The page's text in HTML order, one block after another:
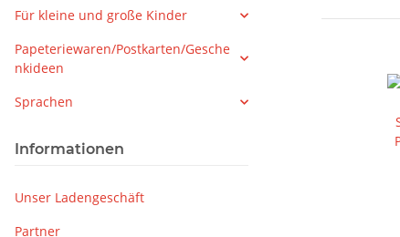
Für kleine und große Kinder
Papeteriewaren/Postkarten/Gesche
nkideen
Sprachen
Informationen
Unser Ladengeschäft
Partner